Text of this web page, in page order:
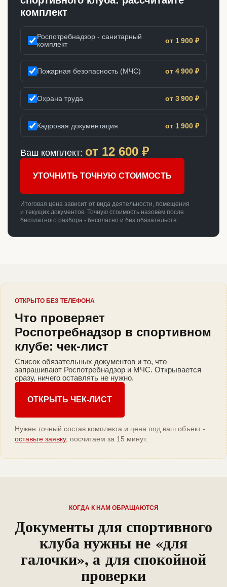
комплект
Роспотребнадзор - санитарный
комплект
от 1 900 ₽
Пожарная безопасность (МЧС) от 4 900 ₽
Охрана труда от 3 900 ₽
Кадровая документация от 1 900 ₽
Ваш комплект: от 12 600 ₽
УТОЧНИТЬ ТОЧНУЮ СТОИМОСТЬ
Итоговая цена зависит от вида деятельности, помещения
и текущих документов. Точную стоимость назовём после
бесплатного разбора - бесплатно и без обязательств.
ОТКРЫТО БЕЗ ТЕЛЕФОНА
Что проверяет
Роспотребнадзор в спортивном
клубе: чек-лист
Список обязательных документов и то, что
запрашивают Роспотребнадзор и МЧС. Открывается
сразу, ничего оставлять не нужно.
ОТКРЫТЬ ЧЕК-ЛИСТ
Нужен точный состав комплекта и цена под ваш объект -
оставьте заявку, посчитаем за 15 минут.
КОГДА К НАМ ОБРАЩАЮТСЯ
Документы для спортивного
клуба нужны не «для
галочки», а для спокойной
проверки